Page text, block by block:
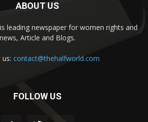
ABOUT US
leading newspaper for women rights and
news, Article and Blogs.
contact@thehalfworld.com
FOLLOW US